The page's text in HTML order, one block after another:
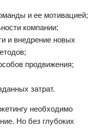
и ее мотивацией;
компании;
и внедрение новых
продвижения;
затрат.
необходимо
Но без глубоких